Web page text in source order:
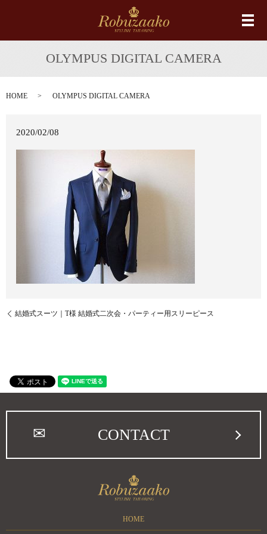
メ
OLYMPUS DIGITAL CAMERA
HOME OLYMPUS DIGITAL CAMERA
2020/02/08
結婚式スーツ｜T様 結婚式二次会・パーティー用スリーピース
CONTACT
HOME